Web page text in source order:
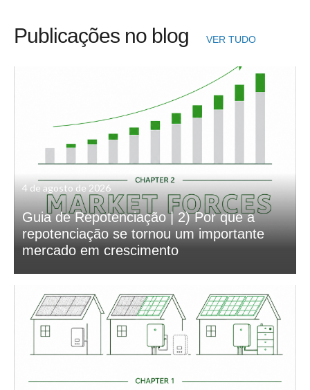
Publicações no blog VER TUDO
4 de agosto de 2026
Guia de Repotenciação | 2) Por que a
repotenciação se tornou um importante
mercado em crescimento